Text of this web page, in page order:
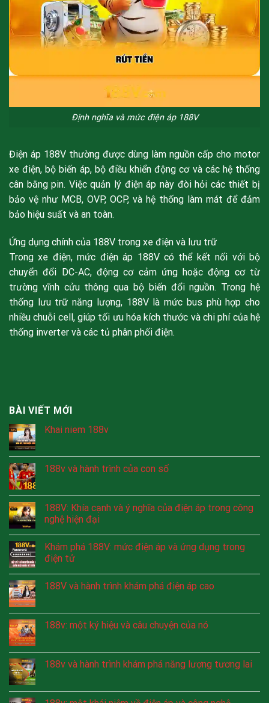
Định nghĩa và mức điện áp 188V
Điện áp 188V thường được dùng làm nguồn cấp cho motor
xe điện, bộ biến áp, bộ điều khiển động cơ và các hệ thống
cân bằng pin. Việc quản lý điện áp này đòi hỏi các thiết bị
bảo vệ như MCB, OVP, OCP, và hệ thống làm mát để đảm
bảo hiệu suất và an toàn.
Ứng dụng chính của 188V trong xe điện và lưu trữ
Trong xe điện, mức điện áp 188V có thể kết nối với bộ
chuyển đổi DC-AC, động cơ cảm ứng hoặc động cơ từ
trường vĩnh cửu thông qua bộ biến đổi nguồn. Trong hệ
thống lưu trữ năng lượng, 188V là mức bus phù hợp cho
nhiều chuỗi cell, giúp tối ưu hóa kích thước và chi phí của hệ
thống inverter và các tủ phân phối điện.
BÀI VIẾT MỚI
Khai niem 188v
188v và hành trình của con số
188V: Khía cạnh và ý nghĩa của điện áp trong công
nghệ hiện đại
Khám phá 188V: mức điện áp và ứng dụng trong
điện tử
188V và hành trình khám phá điện áp cao
188v: một ký hiệu và câu chuyện của nó
188v và hành trình khám phá năng lượng tương lai